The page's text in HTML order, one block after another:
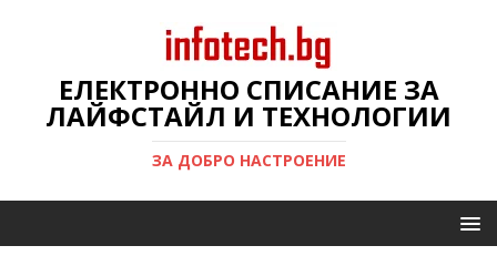
ЕЛЕКТРОННО СПИСАНИЕ ЗА
ЛАЙФСТАЙЛ И ТЕХНОЛОГИИ
ЗА ДОБРО НАСТРОЕНИЕ